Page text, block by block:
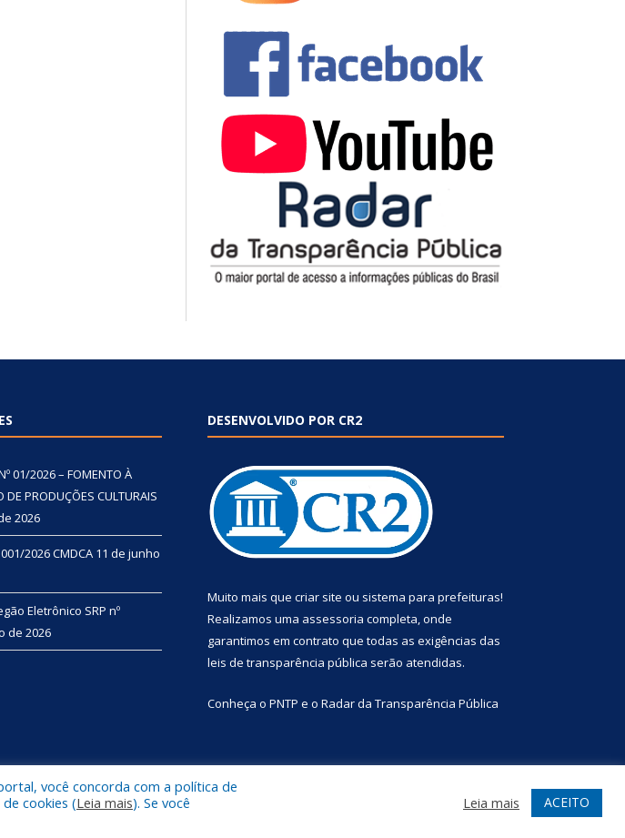
01/2026 – FOMENTO À
DE PRODUÇÕES CULTURAIS
2026
2026 CMDCA 11 de junho
Eletrônico SRP nº
de 2026
DESENVOLVIDO POR CR2
Muito mais que criar site ou sistema para prefeituras!
Realizamos uma assessoria completa, onde
garantimos em contrato que todas as exigências das
leis de transparência pública serão atendidas.
Conheça o PNTP e o Radar da Transparência Pública
Mapa do Site Acessar Webmail
você concorda com a política de
cookies (Leia mais). Se você
Leia mais ACEITO